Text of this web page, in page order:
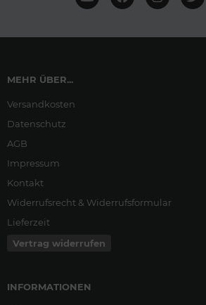
MEHR ÜBER...
Versandkosten
Datenschutz
AGB
Impressum
Kontakt
Widerrufsrecht & Widerrufsformular
Lieferzeit
Vertrag widerrufen
INFORMATIONEN